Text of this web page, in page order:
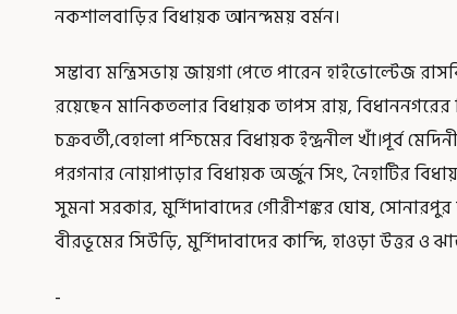
নকশালবাড়ির বিধায়ক আনন্দময় বর্মন।
সম্ভাব্য মন্ত্রিসভায় জায়গা পেতে পারেন হাইভোল্টেজ
রয়েছেন মানিকতলার বিধায়ক তাপস রায়, বিধাননগরের
চক্রবর্তী,বেহালা পশ্চিমের বিধায়ক ইন্দ্রনীল খাঁ।পূর্ব
পরগনার নোয়াপাড়ার বিধায়ক অর্জুন সিং, নৈহাটির
সুমনা সরকার, মুর্শিদাবাদের গৌরীশঙ্কর ঘোষ,
বীরভূমের সিউড়ি, মুর্শিদাবাদের কান্দি, হাওড়া উত্তর ও
-